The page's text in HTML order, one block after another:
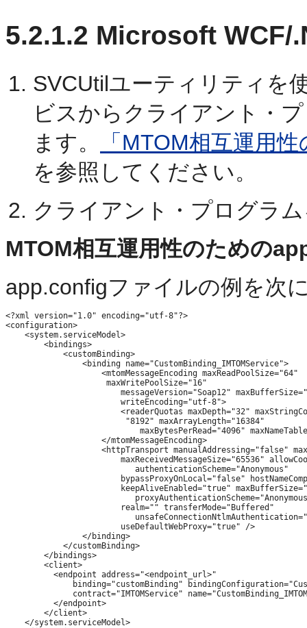
5.2.1.2 Microsoft WCF/
SVCUtilユーティリティを
ビスからクライアント・
ます。
「MTOM相互運用
を参照してください。
クライアント・プログラ
MTOM相互運用性のための
app.configファイルの例を次
<?xml version="1.0" encoding="utf-8"?>
<configuration>
    <system.serviceModel>
        <bindings>
            <customBinding>
<binding
                    <mtomMessageEncoding maxReadPoolSize="64"
                     maxWritePoolSize="16"
messageVersion="Soap12"
                        writeEncoding="utf-8">
<readerQuotas maxDepth="32"
                         "8192" maxArrayLength="16384"
maxBytesPerRead="4096"
                    </mtomMessageEncoding>
<httpTransport manualAddressing="false"
maxReceivedMessageSize="65536"
                           authenticationScheme="Anonymous"
bypassProxyOnLocal="false"
keepAliveEnabled="true"
                        realm="" transferMode="Buffered"
                        useDefaultWebProxy="true" />
                </binding>
            </customBinding>
        </bindings>
        <client>
          <endpoint address="<endpoint_url>"
binding="customBinding"
contract="IMTOMService"
          </endpoint>
        </client>
    </system.serviceModel>